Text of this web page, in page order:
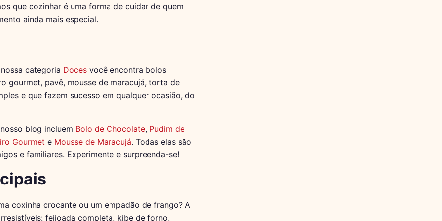
que cozinhar é uma forma de cuidar de quem
ainda mais especial.
categoria Doces você encontra bolos
gourmet, pavê, mousse de maracujá, torta de
e que fazem sucesso em qualquer ocasião, do
blog incluem Bolo de Chocolate, Pudim de
Gourmet e Mousse de Maracujá. Todas elas são
e familiares. Experimente e surpreenda-se!
coxinha crocante ou um empadão de frango? A
feijoada completa, kibe de forno,